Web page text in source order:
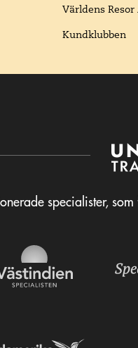
Världens Resor
Kundklubben
specialister,